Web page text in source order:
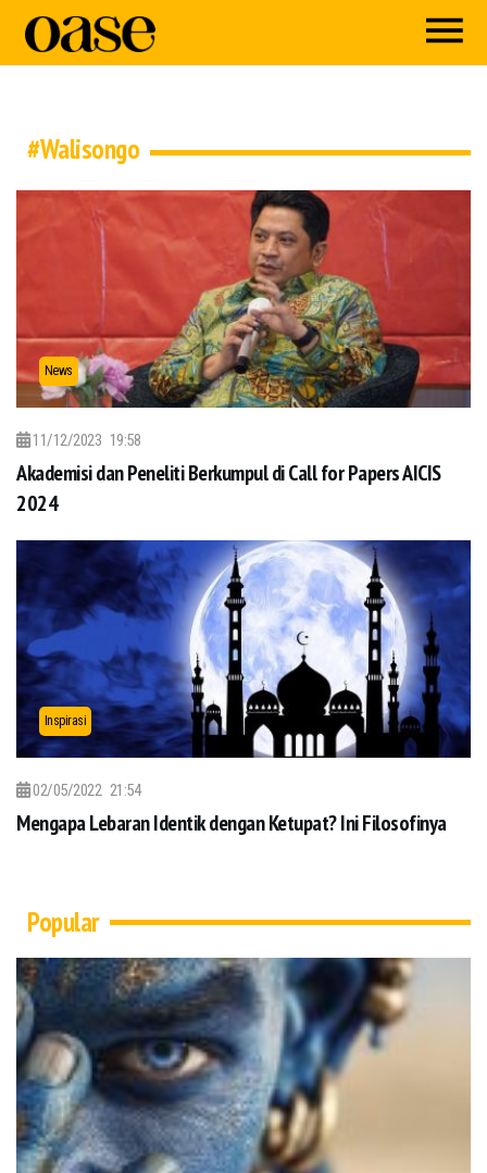
#Walisongo
News
11/12/2023 19:58
Akademisi dan Peneliti Berkumpul di Call for Papers AICIS
2024
Inspirasi
02/05/2022 21:54
Mengapa Lebaran Identik dengan Ketupat? Ini Filosofinya
Popular